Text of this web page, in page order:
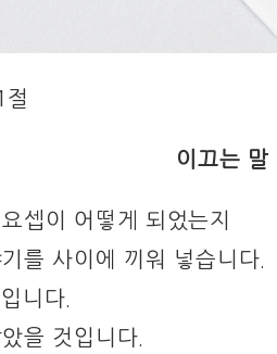
이끄는 말
셉이 어떻게 되었는지
를 사이에 끼워 넣습니다.
니다.
을 것입니다.